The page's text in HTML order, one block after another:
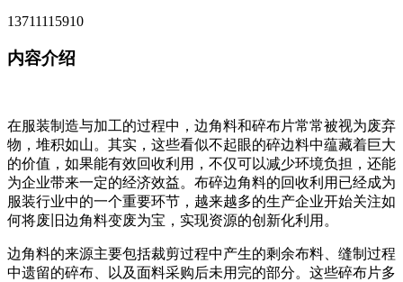
13711115910
内容介绍
在服装制造与加工的过程中，边角料和碎布片常常被视为废弃
物，堆积如山。其实，这些看似不起眼的碎边料中蕴藏着巨大
的价值，如果能有效回收利用，不仅可以减少环境负担，还能
为企业带来一定的经济效益。布碎边角料的回收利用已经成为
服装行业中的一个重要环节，越来越多的生产企业开始关注如
何将废旧边角料变废为宝，实现资源的创新化利用。
边角料的来源主要包括裁剪过程中产生的剩余布料、缝制过程
中遗留的碎布、以及面料采购后未用完的部分。这些碎布片多